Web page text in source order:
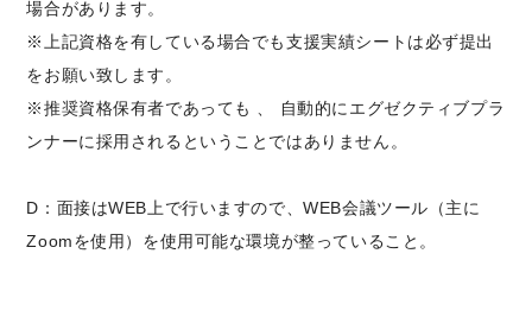
場合があります。
※上記資格を有している場合でも支援実績シートは必ず提出
をお願い致します。
※推奨資格保有者であっても 、 自動的にエグゼクティブプラ
ンナーに採用されるということではありません。
D：面接はWEB上で行いますので、WEB会議ツール（主に
Zoomを使用）を使用可能な環境が整っていること。